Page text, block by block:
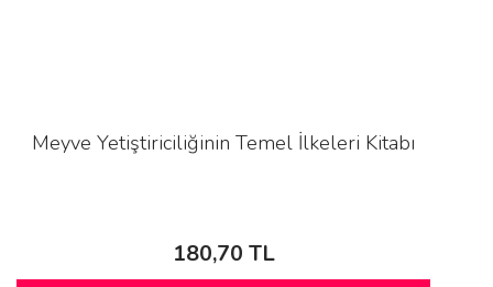
Meyve Yetiştiriciliğinin Temel İlkeleri Kitabı
180,70 TL